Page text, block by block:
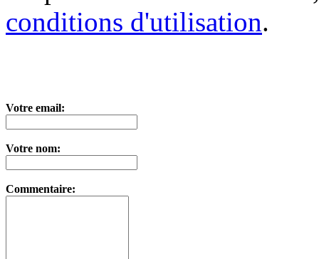
conditions d'utilisation.
Votre email:
Votre nom:
Commentaire: